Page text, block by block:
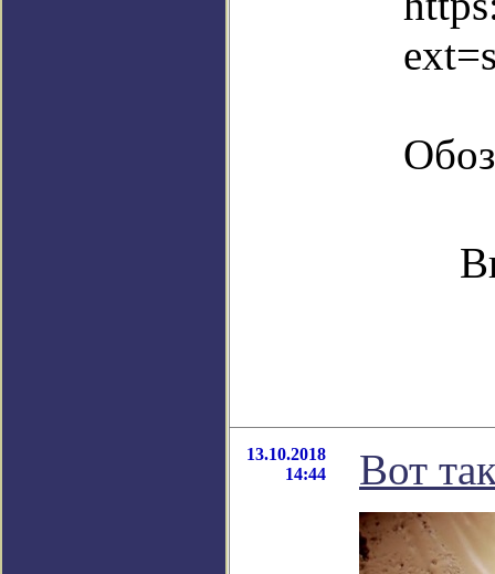
13.10.2018
14:44
Вот